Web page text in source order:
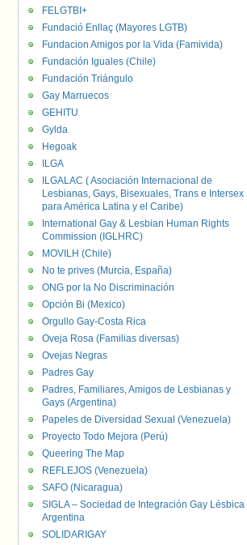
FELGTBI+
Fundació Enllaç (Mayores LGTB)
Fundacion Amigos por la Vida (Famivida)
Fundación Iguales (Chile)
Fundación Triángulo
Gay Marruecos
GEHITU
Gylda
Hegoak
ILGA
ILGALAC ( Asociación Internacional de
Lesbianas, Gays, Bisexuales, Trans e Intersex
para América Latina y el Caribe)
International Gay & Lesbian Human Rights
Commission (IGLHRC)
MOVILH (Chile)
No te prives (Murcia, España)
ONG por la No Discriminación
Opción Bi (Mexico)
Orgullo Gay-Costa Rica
Oveja Rosa (Familias diversas)
Ovejas Negras
Padres Gay
Padres, Familiares, Amigos de Lesbianas y
Gays (Argentina)
Papeles de Diversidad Sexual (Venezuela)
Proyecto Todo Mejora (Perú)
Queering The Map
REFLEJOS (Venezuela)
SAFO (Nicaragua)
SIGLA – Sociedad de Integración Gay Lésbica
Argentina
SOLIDARIGAY